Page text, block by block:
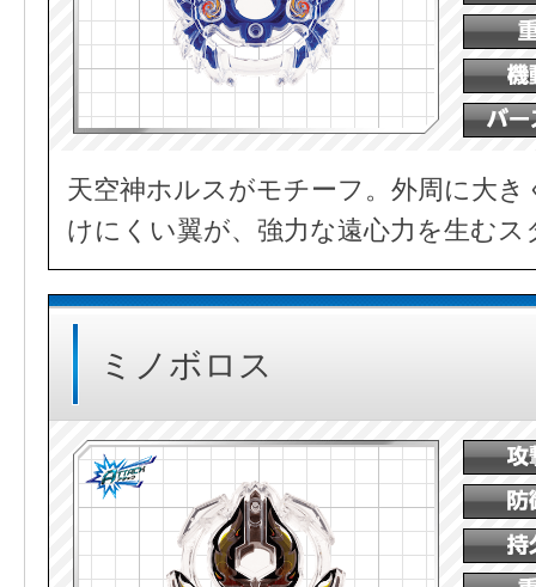
天空神ホルスがモチーフ。外周に大
けにくい翼が、強力な遠心力を生む
ミノボロス